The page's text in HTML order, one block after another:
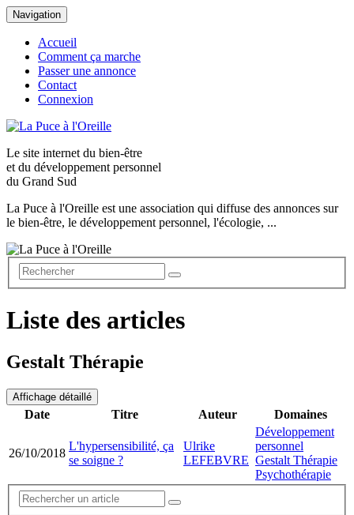
Navigation
Accueil
Comment ça marche
Passer une annonce
Contact
Connexion
Le site internet du bien-être
et du développement personnel
du Grand Sud
La Puce à l'Oreille est une association qui diffuse des annonces sur
le bien-être, le développement personnel, l'écologie, ...
Liste des articles
Gestalt Thérapie
Affichage détaillé
Date Titre Auteur Domaines
26/10/2018
L'hypersensibilité, ça
se soigne ?
Ulrike
LEFEBVRE
Développement
personnel
Gestalt Thérapie
Psychothérapie